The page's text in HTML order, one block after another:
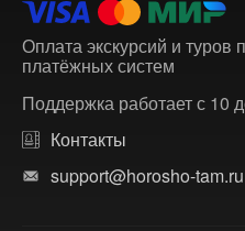
Оплата экскурсий и
платёжных систем
Поддержка работает с 10
Контакты
support@horosho-tam.ru